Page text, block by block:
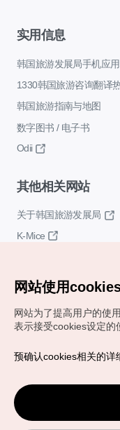
实用信息
韩国旅游发展局手机应
1330韩国旅游咨询翻译
韩国旅游指南与地图
数字图书 / 电子书
Odii
其他相关网站
关于韩国旅游发展局
K-Mice
Copyrights (c) 韩国
VISITKOREA官方邮
chnsim@knto.or.kr
网站使用cookies
网站为了提高用户的使
表示接受cookies设定的
预确认cookies相关的详